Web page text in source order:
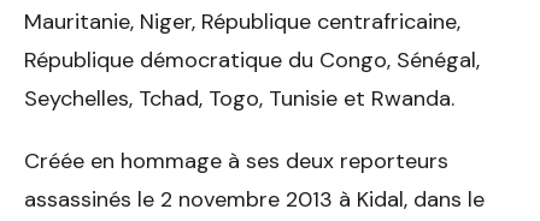
Mauritanie, Niger, République centrafricaine,
République démocratique du Congo, Sénégal,
Seychelles, Tchad, Togo, Tunisie et Rwanda.
Créée en hommage à ses deux reporteurs
assassinés le 2 novembre 2013 à Kidal, dans le